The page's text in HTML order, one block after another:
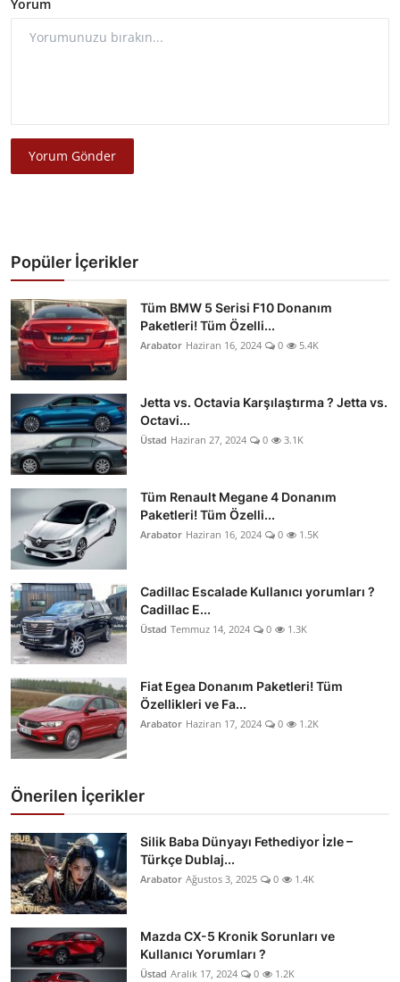
Yorum
Yorum Gönder
Popüler İçerikler
Tüm BMW 5 Serisi F10 Donanım
Paketleri! Tüm Özelli...
Arabator Haziran 16, 2024 0 5.4K
Jetta vs. Octavia Karşılaştırma ? Jetta vs.
Octavi...
Üstad Haziran 27, 2024 0 3.1K
Tüm Renault Megane 4 Donanım
Paketleri! Tüm Özelli...
Arabator Haziran 16, 2024 0 1.5K
Cadillac Escalade Kullanıcı yorumları ?
Cadillac E...
Üstad Temmuz 14, 2024 0 1.3K
Fiat Egea Donanım Paketleri! Tüm
Özellikleri ve Fa...
Arabator Haziran 17, 2024 0 1.2K
Önerilen İçerikler
Silik Baba Dünyayı Fethediyor İzle –
Türkçe Dublaj...
Arabator Ağustos 3, 2025 0 1.4K
Mazda CX-5 Kronik Sorunları ve
Kullanıcı Yorumları ?
Üstad Aralık 17, 2024 0 1.2K